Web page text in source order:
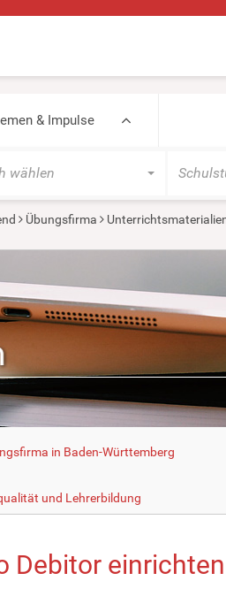
& Impulse
wählen
Übungsfirma
in Baden-Württemberg
und Lehrerbildung
Debitor